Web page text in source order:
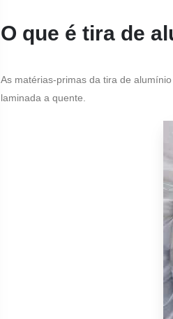
O que é tira de
As matérias-primas da tira de
laminada a quente.